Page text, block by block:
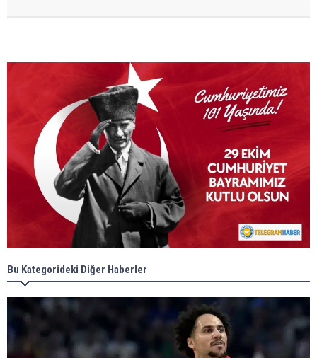
Bu Kategorideki Diğer Haberler